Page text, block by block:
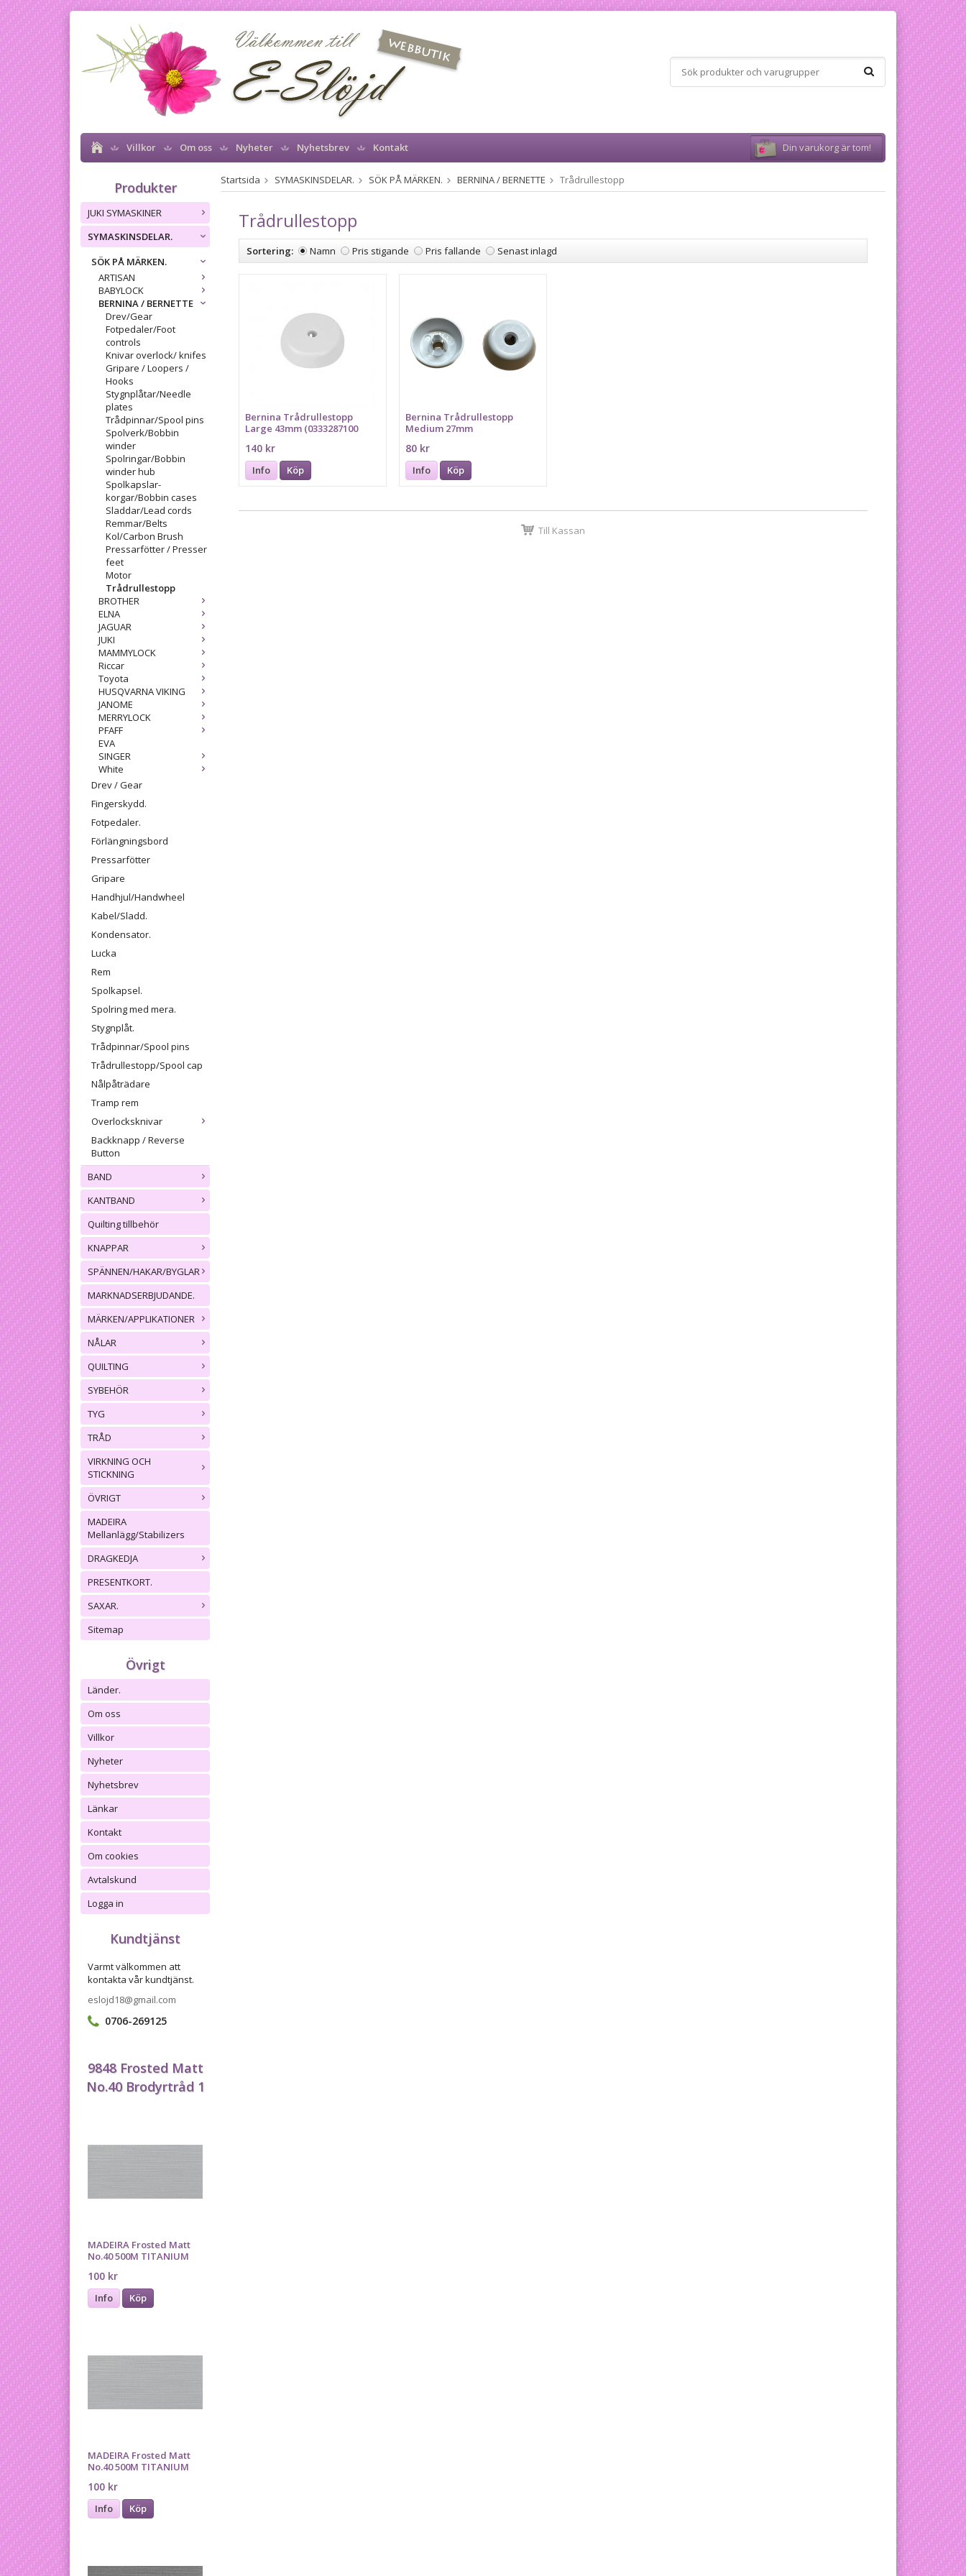
Villkor Om oss Nyheter Nyhetsbrev Kontakt Din varukorg är tom!
Produkter
JUKI SYMASKINER
SYMASKINSDELAR.
SÖK PÅ MÄRKEN.
ARTISAN
BABYLOCK
BERNINA / BERNETTE
Drev/Gear
Fotpedaler/Foot
controls
Knivar overlock/ knifes
Gripare / Loopers /
Hooks
Stygnplåtar/Needle
plates
Trådpinnar/Spool pins
Spolverk/Bobbin
winder
Spolringar/Bobbin
winder hub
Spolkapslar-
korgar/Bobbin cases
Sladdar/Lead cords
Remmar/Belts
Kol/Carbon Brush
Pressarfötter / Presser
feet
Motor
Trådrullestopp
BROTHER
ELNA
JAGUAR
JUKI
MAMMYLOCK
Riccar
Toyota
HUSQVARNA VIKING
JANOME
MERRYLOCK
PFAFF
EVA
SINGER
White
Drev / Gear
Fingerskydd.
Fotpedaler.
Förlängningsbord
Pressarfötter
Gripare
Handhjul/Handwheel
Kabel/Sladd.
Kondensator.
Lucka
Rem
Spolkapsel.
Spolring med mera.
Stygnplåt.
Trådpinnar/Spool pins
Trådrullestopp/Spool cap
Nålpåträdare
Tramp rem
Overlocksknivar
Backknapp / Reverse
Button
BAND
KANTBAND
Quilting tillbehör
KNAPPAR
SPÄNNEN/HAKAR/BYGLAR
MARKNADSERBJUDANDE.
MÄRKEN/APPLIKATIONER
NÅLAR
QUILTING
SYBEHÖR
TYG
TRÅD
VIRKNING OCH
STICKNING
ÖVRIGT
MADEIRA
Mellanlägg/Stabilizers
DRAGKEDJA
PRESENTKORT.
SAXAR.
Sitemap
Övrigt
Länder.
Om oss
Villkor
Nyheter
Nyhetsbrev
Länkar
Kontakt
Om cookies
Avtalskund
Logga in
Kundtjänst
Varmt välkommen att
kontakta vår kundtjänst.
eslojd18@gmail.com
0706-269125
9848 Frosted Matt
No.40 Brodyrtråd 1
MADEIRA Frosted Matt
No.40 500M TITANIUM
100 kr
Info Köp
MADEIRA Frosted Matt
No.40 500M TITANIUM
100 kr
Info Köp
Startsida SYMASKINSDELAR. SÖK PÅ MÄRKEN. BERNINA / BERNETTE Trådrullestopp
Trådrullestopp
Sortering: Namn Pris stigande Pris fallande Senast inlagd
Bernina Trådrullestopp
Large 43mm (0333287100
140 kr
Info Köp
Bernina Trådrullestopp
Medium 27mm
80 kr
Info Köp
Till Kassan